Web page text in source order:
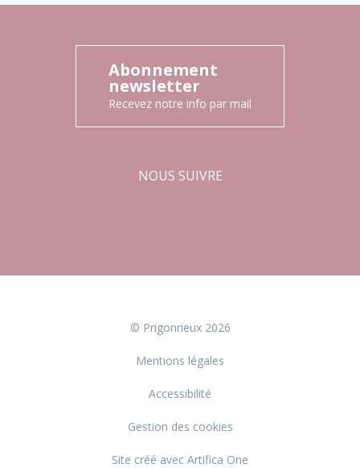
Abonnement
newsletter
Recevez notre info par mail
NOUS SUIVRE
© Prigonrieux 2026
Mentions légales
Accessibilité
Gestion des cookies
Site créé avec Artifica One